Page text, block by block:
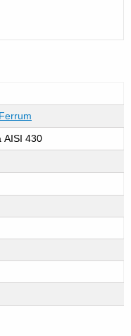
AISI 430